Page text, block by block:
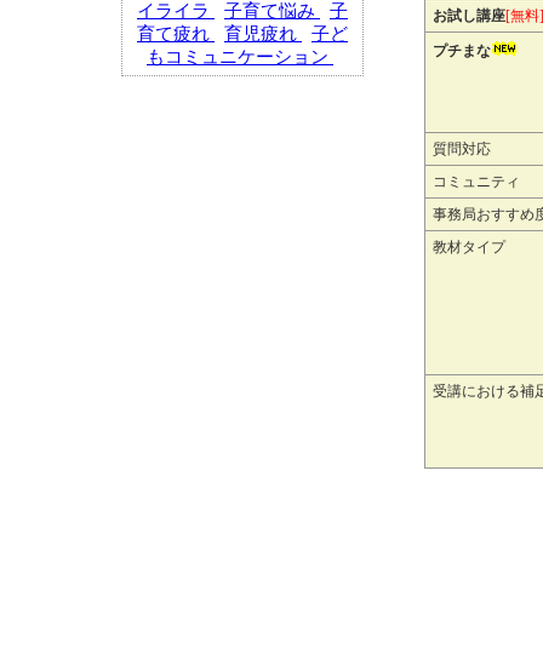
イライラ
子育て悩み
子
育て疲れ
育児疲れ
子ど
もコミュニケーション
お試し講座[無料]
プチまな
質問対応
コミュニティ
事務局おすすめ
教材タイプ
受講における補